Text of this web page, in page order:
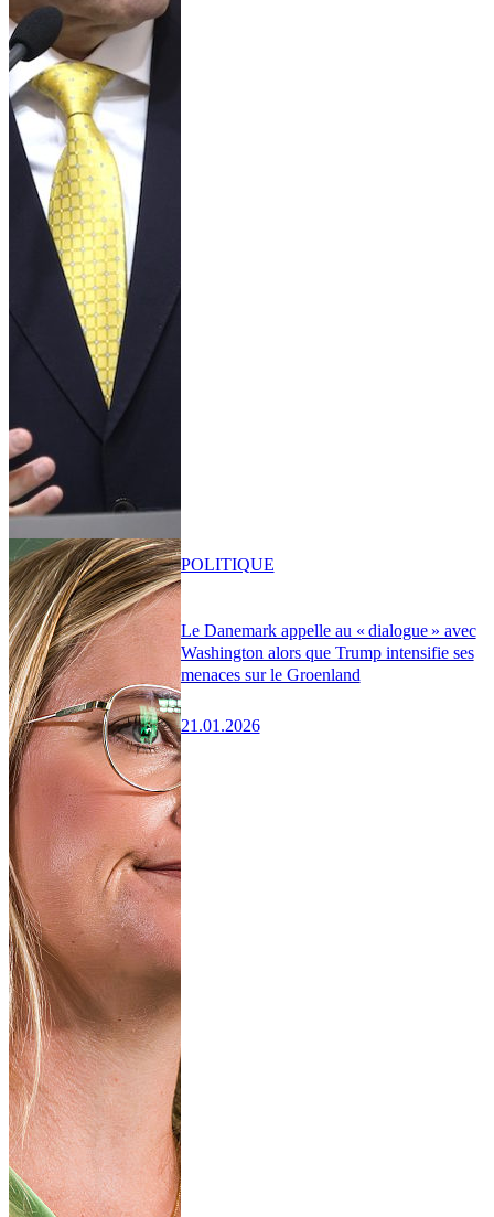
Le Danemark appelle au « dialogue » avec
Washington alors que Trump intensifie ses
menaces sur le Groenland
21.01.2026
POLITIQUE